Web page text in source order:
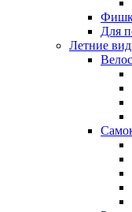
Для
Летние